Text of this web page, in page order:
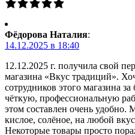
Фёдорова Наталия:
14.12.2025 в 18:40
12.12.2025 г. получила свой
магазина «Вкус традиций».
сотрудников этого магазина
чёткую, профессиональную
этом составлен очень
кислое, солёное, на любой
Некоторые товары просто